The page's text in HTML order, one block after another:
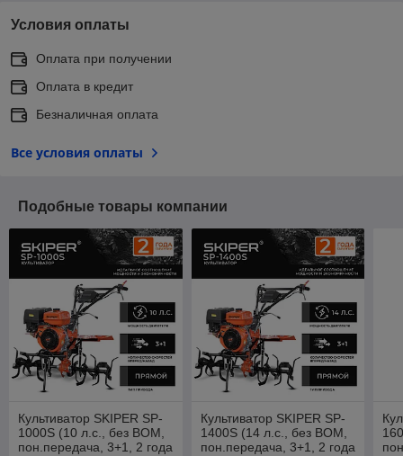
Условия оплаты
Оплата при получении
Оплата в кредит
Безналичная оплата
Все условия оплаты
Подобные товары компании
Культиватор SKIPER SP-
1000S (10 л.с., без ВОМ,
пон.передача, 3+1, 2 года
Культиватор SKIPER SP-
1400S (14 л.с., без ВОМ,
пон.передача, 3+1, 2 года